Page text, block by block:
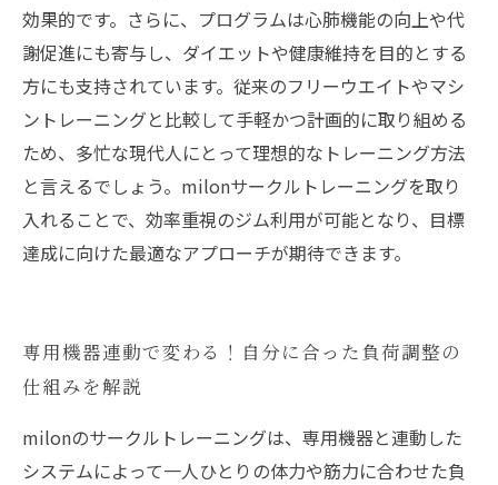
効果的です。さらに、プログラムは心肺機能の向上や代
謝促進にも寄与し、ダイエットや健康維持を目的とする
方にも支持されています。従来のフリーウエイトやマシ
ントレーニングと比較して手軽かつ計画的に取り組める
ため、多忙な現代人にとって理想的なトレーニング方法
と言えるでしょう。milonサークルトレーニングを取り
入れることで、効率重視のジム利用が可能となり、目標
達成に向けた最適なアプローチが期待できます。
専用機器連動で変わる！自分に合った負荷調整の
仕組みを解説
milonのサークルトレーニングは、専用機器と連動した
システムによって一人ひとりの体力や筋力に合わせた負